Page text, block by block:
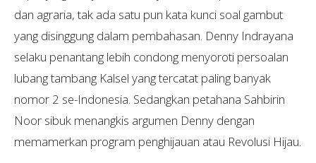
dan agraria, tak ada satu pun kata kunci soal gambut
yang disinggung dalam pembahasan. Denny Indrayana
selaku penantang lebih condong menyoroti persoalan
lubang tambang Kalsel yang tercatat paling banyak
nomor 2 se-Indonesia. Sedangkan petahana Sahbirin
Noor sibuk menangkis argumen Denny dengan
memamerkan program penghijauan atau Revolusi Hijau.